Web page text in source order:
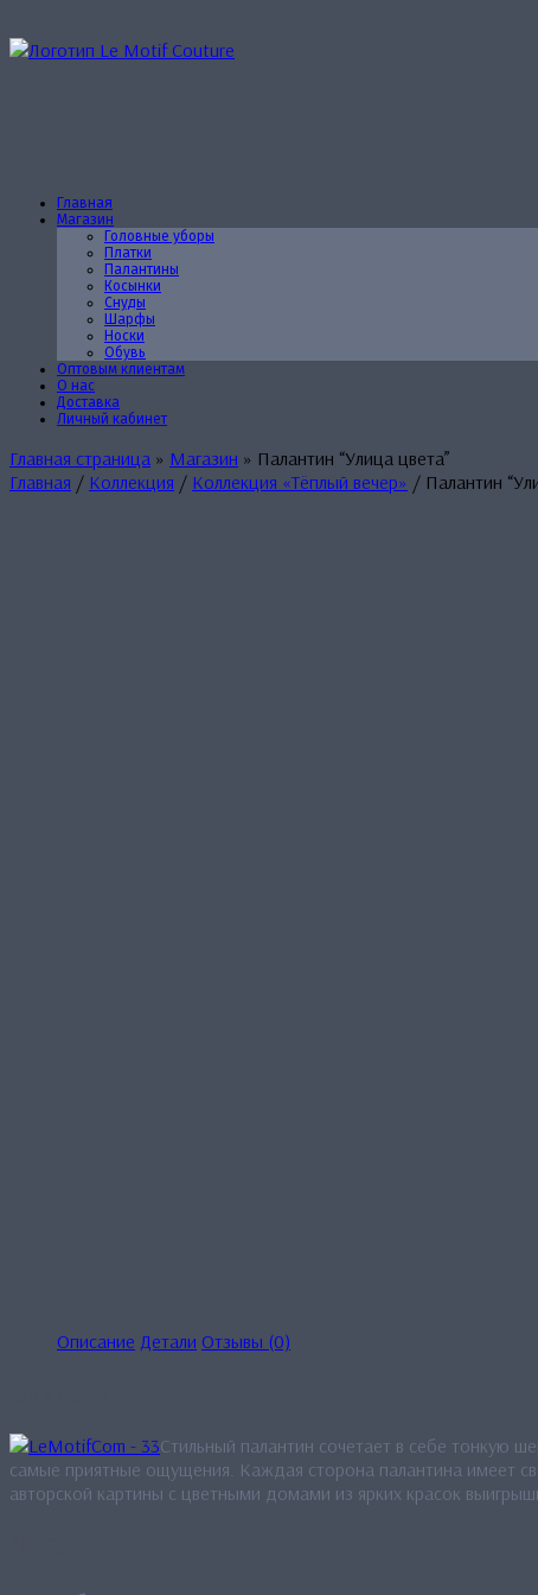
к
Главная
Магазин
Головные уборы
Платки
Палантины
Косынки
Снуды
Шарфы
Носки
Обувь
Оптовым клиентам
О нас
Доставка
Личный кабинет
Главная страница » Магазин » Палантин “Улица цвета”
Главная / Коллекция / Коллекция «Тёплый вечер» / Палантин
Описание Детали Отзывы (0)
Стильный палантин сочетает в себе тонкую
самые приятные ощущения. Каждая сторона палантина имеет
авторской картины с цветными домами из ярких красок